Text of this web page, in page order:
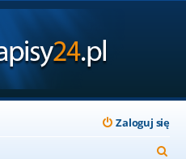
Zaloguj się